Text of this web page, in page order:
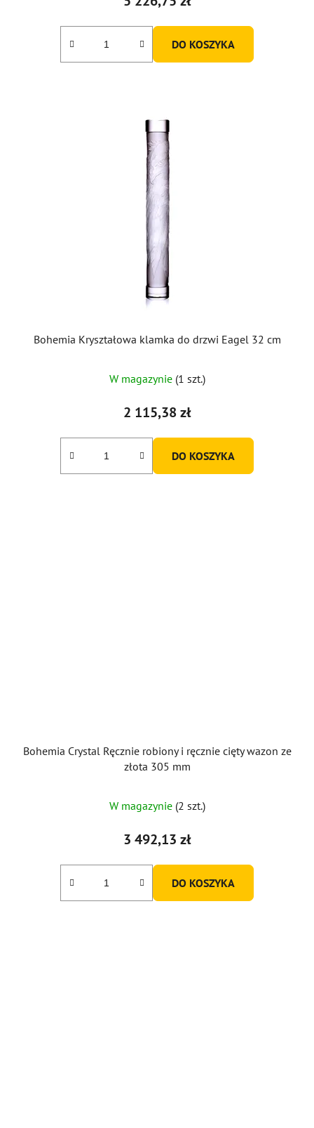
DO KOSZYKA
Bohemia Kryształowa klamka do drzwi Eagel 32 cm
W magazynie (1 szt.)
2 115,38 zł
DO KOSZYKA
Bohemia Crystal Ręcznie robiony i ręcznie cięty wazon ze
złota 305 mm
W magazynie (2 szt.)
3 492,13 zł
DO KOSZYKA